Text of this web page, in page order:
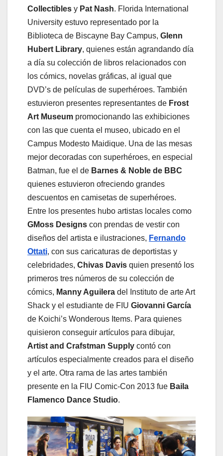
Collectibles y Pat Nash. Florida International
University estuvo representado por la
Biblioteca de Biscayne Bay Campus, Glenn
Hubert Library, quienes están agrandando día
a día su colección de libros relacionados con
los cómics, novelas gráficas, al igual que
DVD’s de películas de superhéroes. También
estuvieron presentes representantes de Frost
Art Museum promocionando las exhibiciones
con las que cuenta el museo, ubicado en el
Campus Modesto Maidique. Una de las mesas
mejor decoradas con superhéroes, en especial
Batman, fue el de Barnes & Noble de BBC
quienes estuvieron ofreciendo grandes
descuentos en camisetas de superhéroes.
Entre los presentes hubo artistas locales como
GMoss Designs con prendas de vestir con
diseños del artista e ilustraciones, Fernando
Ottati, con sus caricaturas de deportistas y
celebridades, Chivas Davis quien presentó los
primeros tres números de su colección de
cómics, Manny Aguilera del Instituto de arte Art
Shack y el estudiante de FIU Giovanni García
de Koichi’s Wonderous Items. Para quienes
quisieron conseguir artículos para dibujar,
Artist and Crafstman Supply contó con
artículos especialmente creados para el diseño
y el arte. Otra rama de las artes también
presente en la FIU Comic-Con 2013 fue Baila
Flamenco Dance Studio.